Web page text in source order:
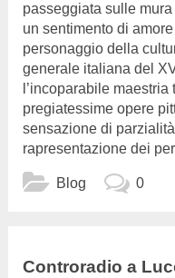
passeggiata sulle
un sentimento di
personaggio della
generale italiana del
l’incoparabile
pregiatessime opere
sensazione di
rapresentazione dei
Blog 0
Controradio a